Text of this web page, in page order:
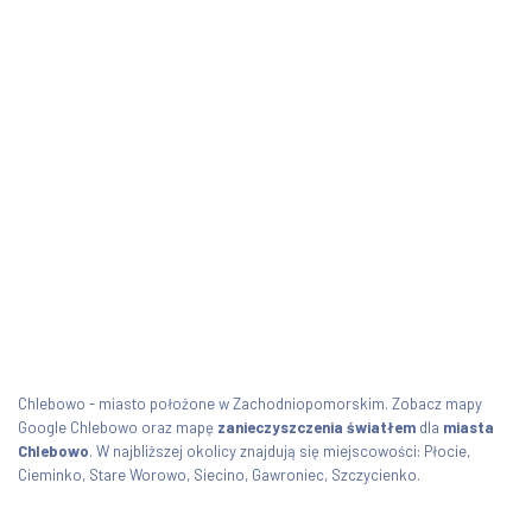
Chlebowo - miasto położone w Zachodniopomorskim. Zobacz mapy
Google Chlebowo oraz mapę zanieczyszczenia światłem dla miasta
Chlebowo. W najbliższej okolicy znajdują się miejscowości: Płocie,
Cieminko, Stare Worowo, Siecino, Gawroniec, Szczycienko.